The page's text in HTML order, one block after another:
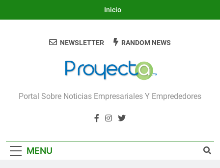
Inicio
Proyecta
Portal Sobre Noticias Empresariales Y Emprededores
NEWSLETTER RANDOM NEWS
MENU